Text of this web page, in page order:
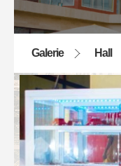
Galerie Hall